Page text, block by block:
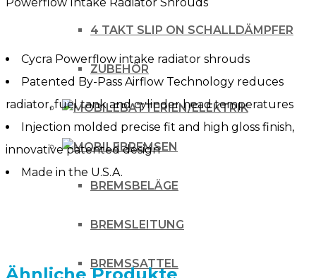
4 TAKT SLIP ON SCHALLDÄMPFER
ZUBEHÖR
BATTERIEN/ELEKTRIK
BREMSEN
BREMSBELÄGE
BREMSLEITUNG
BREMSSATTEL
BLUE
Cycra Powerflow intake radiator shrouds
Patented By-Pass Airflow Technology reduces
radiator, fuel tank and cylinder head temperatures
Injection molded precise fit and high gloss finish,
innovative patented design
Made in the U.S.A.